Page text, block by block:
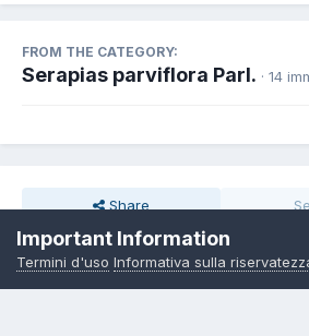
FROM THE CATEGORY:
Serapias parviflora Parl. · 14
Share
Important Information
Termini d'uso Informativa sulla